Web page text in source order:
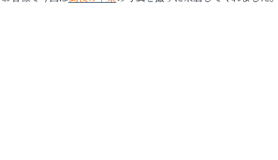
婚活写真